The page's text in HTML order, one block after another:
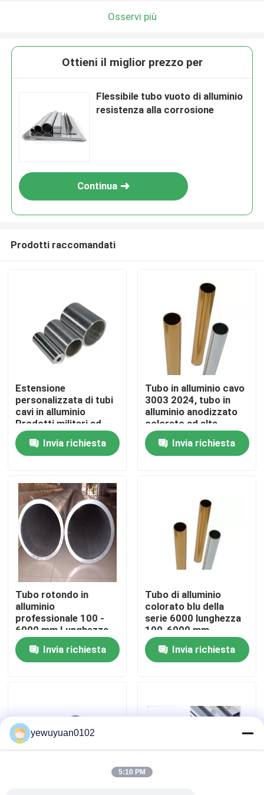
Casa
Prodotti
Video
Mostra VR
Circa noi
Giro della fabbrica
Contattici
Notizie
Osservi più
Ottieni il miglior prezzo per
Flessibile tubo vuoto di alluminio
resistenza alla corrosione
Continua
Prodotti raccomandati
Estensione
personalizzata di tubi
cavi in alluminio
Prodotti militari ad
alta resistenza
Invia richiesta
Tubo in alluminio cavo
3003 2024, tubo in
alluminio anodizzato
colorato ad alta
purezza
Invia richiesta
Tubo rotondo in
alluminio
professionale 100 -
6000 mm Lunghezza
Struttura aeronautica
/ ruota del camion
Invia richiesta
Tubo di alluminio
colorato blu della
serie 6000 lunghezza
100-6000 mm
Invia richiesta
yewuyuan0102
5:10 PM